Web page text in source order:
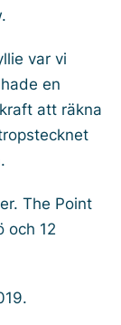
var vi
en
att räkna
The Point
och 12